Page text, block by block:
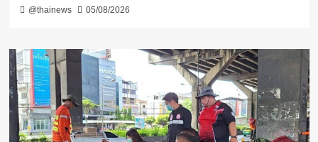
@thainews 05/08/2026